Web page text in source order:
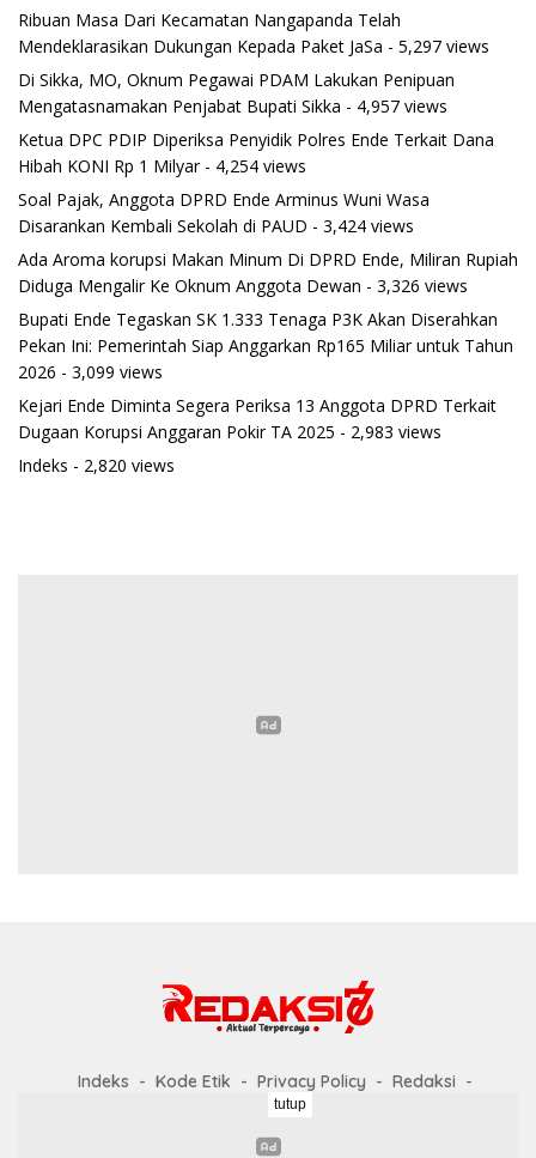
Ribuan Masa Dari Kecamatan Nangapanda Telah
Mendeklarasikan Dukungan Kepada Paket JaSa - 5,297 views
Di Sikka, MO, Oknum Pegawai PDAM Lakukan Penipuan
Mengatasnamakan Penjabat Bupati Sikka - 4,957 views
Ketua DPC PDIP Diperiksa Penyidik Polres Ende Terkait Dana
Hibah KONI Rp 1 Milyar- 4,254 views
Soal Pajak, Anggota DPRD Ende Arminus Wuni Wasa
Disarankan Kembali Sekolah di PAUD - 3,424 views
Ada Aroma korupsi Makan Minum Di DPRD Ende, Miliran Rupiah
Diduga Mengalir Ke Oknum Anggota Dewan - 3,326 views
Bupati Ende Tegaskan SK 1.333 Tenaga P3K Akan Diserahkan
Pekan Ini: Pemerintah Siap Anggarkan Rp165 Miliar untuk Tahun
2026 - 3,099 views
Kejari Ende Diminta Segera Periksa 13 Anggota DPRD Terkait
Dugaan Korupsi Anggaran Pokir TA 2025 - 2,983 views
Indeks - 2,820 views
Indeks Kode Etik Privacy Policy
Redaksi
Pedoman Media Siber
Didukung oleh WordPress
tutup